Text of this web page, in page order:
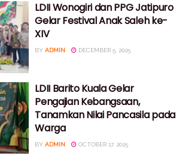
LDII Wonogiri dan PPG Jatipuro
Gelar Festival Anak Saleh ke-
XIV
BY ADMIN DECEMBER 5, 2025
LDII Barito Kuala Gelar
Pengajian Kebangsaan,
Tanamkan Nilai Pancasila pada
Warga
BY ADMIN OCTOBER 17, 2025